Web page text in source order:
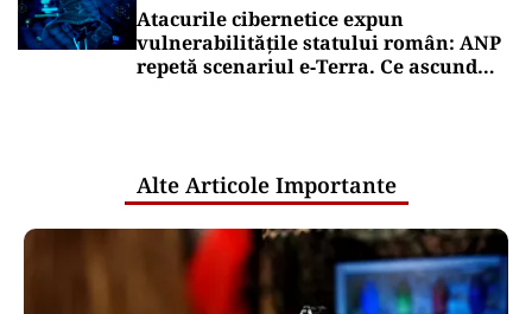
Atacurile cibernetice expun
vulnerabilitățile statului român: ANP
repetă scenariul e‑Terra. Ce ascund
Alte Articole Importante